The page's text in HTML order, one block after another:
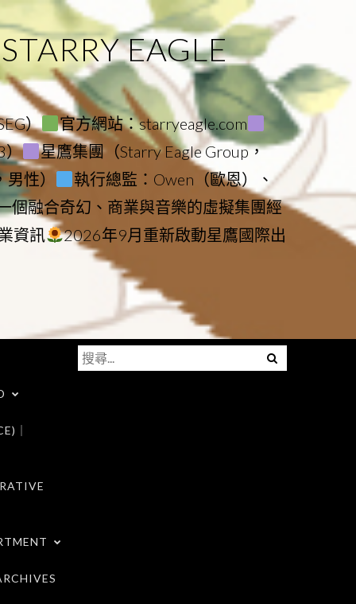
EAGLE
）
官方網站：starryeagle.com
）
星鷹集團（Starry Eagle Group，
性）
執行總監：Owen（歐恩）、
個融合奇幻、商業與音樂的虛擬集團經
資訊
2026年9月重新啟動星鷹國際出
｜
Menu
搜
尋